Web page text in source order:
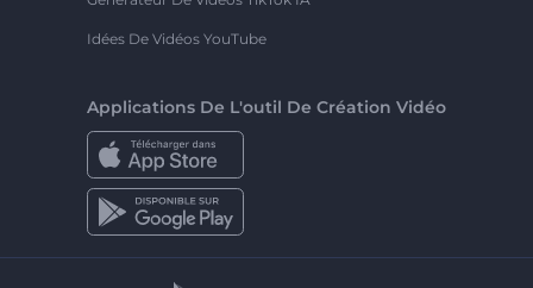
Idées De Vidéos YouTube
Applications De L'outil De Création Vidéo